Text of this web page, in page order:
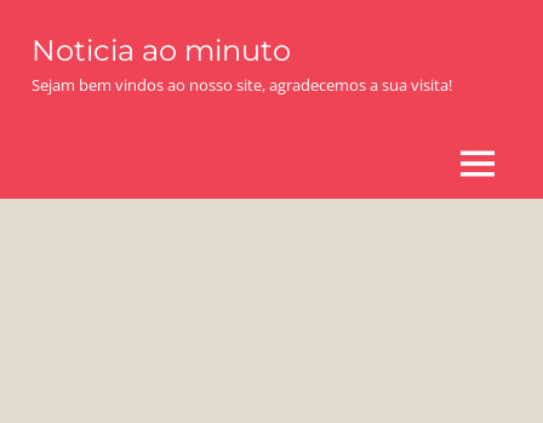
content
Noticia ao minuto
Sejam bem vindos ao nosso site, agradecemos a sua visita!
MENU